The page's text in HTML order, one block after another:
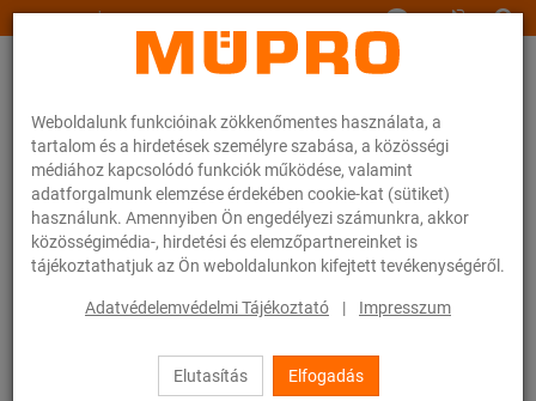
Weboldalunk funkcióinak zökkenőmentes használata, a
tartalom és a hirdetések személyre szabása, a közösségi
médiához kapcsolódó funkciók működése, valamint
adatforgalmunk elemzése érdekében cookie-kat (sütiket)
használunk. Amennyiben Ön engedélyezi számunkra, akkor
közösségimédia-, hirdetési és elemzőpartnereinket is
tájékoztathatjuk az Ön weboldalunkon kifejtett tevékenységéről.
Adatvédelemvédelmi Tájékoztató | Impresszum
Elutasítás Elfogadás
www.muepro.hu
Webáruhàz Rögzítéstechnika
Szerelési anyagok
Hatlapfejű facsavarok